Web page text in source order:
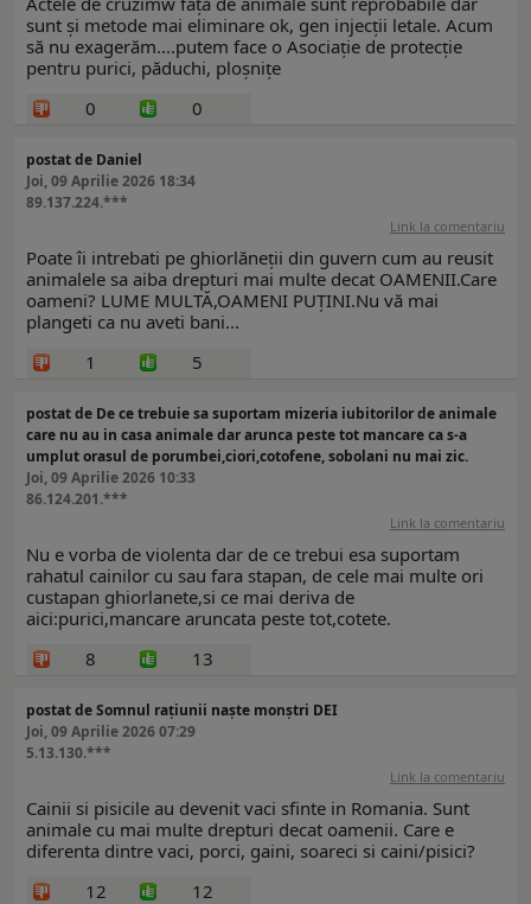
sunt şi metode mai eliminare ok, gen injecții letale. Acum
să nu exagerăm....putem face o Asociaţie de protecție
pentru purici, păduchi, ploşnițe
0
0
postat de Daniel
Joi, 09 Aprilie 2026 18:34
89.137.224.***
Link la comentariu
Poate îi intrebati pe ghiorlăneții din guvern cum au reusit
animalele sa aiba drepturi mai multe decat OAMENII.Care
oameni? LUME MULTĂ,OAMENI PUȚINI.Nu vă mai
plangeti ca nu aveti bani...
1
5
postat de De ce trebuie sa suportam mizeria iubitorilor de animale
care nu au in casa animale dar arunca peste tot mancare ca s-a
umplut orasul de porumbei,ciori,cotofene, sobolani nu mai zic.
Joi, 09 Aprilie 2026 10:33
86.124.201.***
Link la comentariu
Nu e vorba de violenta dar de ce trebui esa suportam
rahatul cainilor cu sau fara stapan, de cele mai multe ori
custapan ghiorlanete,si ce mai deriva de
aici:purici,mancare aruncata peste tot,cotete.
8
13
postat de Somnul rațiunii naște monștri DEI
Joi, 09 Aprilie 2026 07:29
5.13.130.***
Link la comentariu
Cainii si pisicile au devenit vaci sfinte in Romania. Sunt
animale cu mai multe drepturi decat oamenii. Care e
diferenta dintre vaci, porci, gaini, soareci si caini/pisici?
12
12